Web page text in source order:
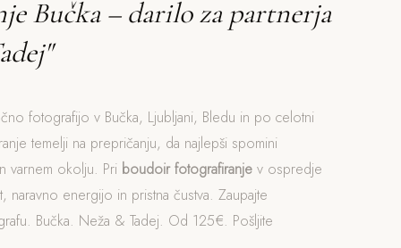
Bučka – darilo za partnerja
fotografijo v Bučka, Ljubljani, Bledu in po celotni
temelji na prepričanju, da najlepši spomini
varnem okolju. Pri boudoir fotografiranjev ospredje
naravno energijo in pristna čustva. Zaupajte
Bučka. Neža & Tadej. Od 125€. Pošljite